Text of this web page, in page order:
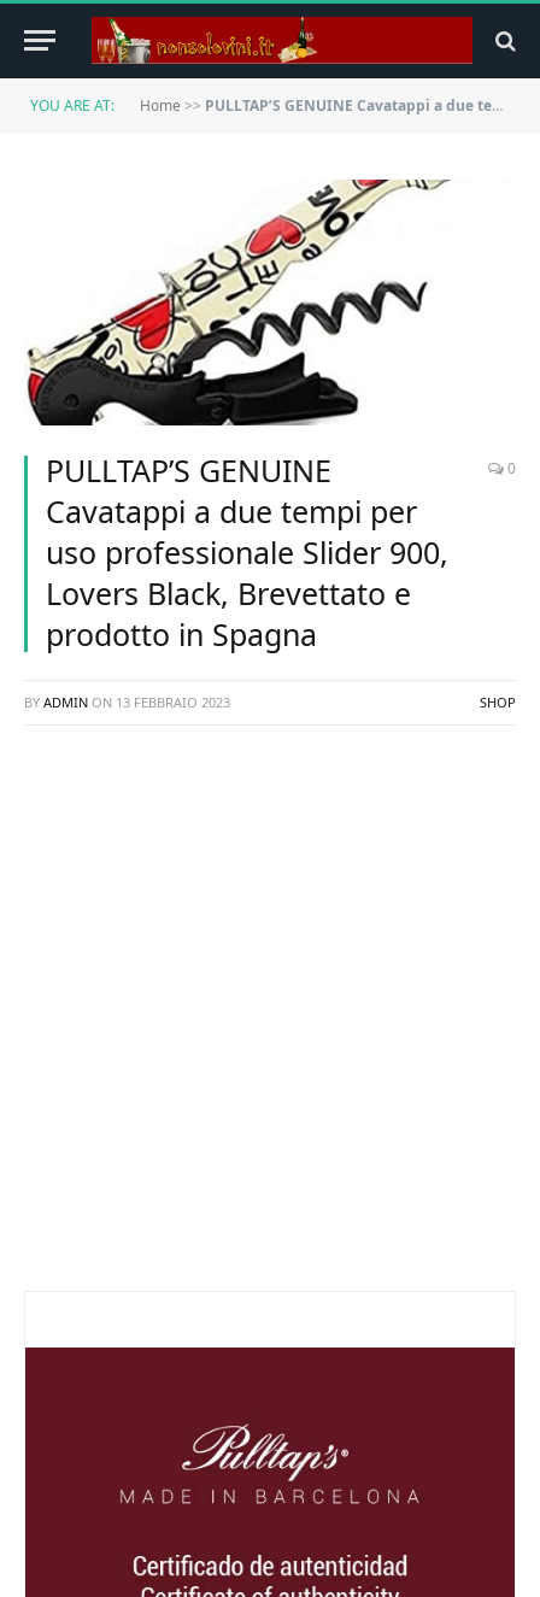
YOU ARE AT: Home >> PULLTAP’S GENUINE Cavatappi a due tempi per uso professionale Slider 900, Lovers Black, Brevettato e prodotto in Spagna
PULLTAP’S GENUINE
Cavatappi a due tempi per
uso professionale Slider 900,
Lovers Black, Brevettato e
prodotto in Spagna
0
BY ADMIN ON 13 FEBBRAIO 2023 SHOP